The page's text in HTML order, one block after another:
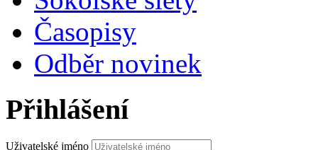
Časopisy
Odběr novinek
Přihlášení
Uživatelské jméno